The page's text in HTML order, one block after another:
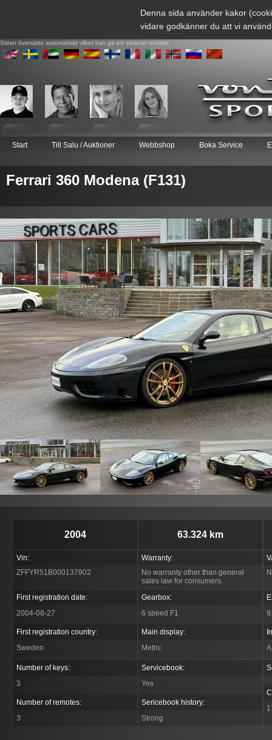
Denna sida använder kakor
vidare godkänner du att vi
Sidan översätts automatiskt vilket kan ge ett varierat resultat
Start Till Salu / Auktioner Webbshop Boka Service
Ferrari 360 Modena (F131)
2004 63.324 km
Vin:
ZFFYR51B000137902
Warranty:
No warranty other than general
sales law for consumers.
First registration date:
2004-08-27
First registration country:
Sweden
Gearbox:
6 speed F1
Main display:
Metric
Number of keys:
3
Number of remotes:
3
Servicebook:
Yes
Sericebook history:
Strong